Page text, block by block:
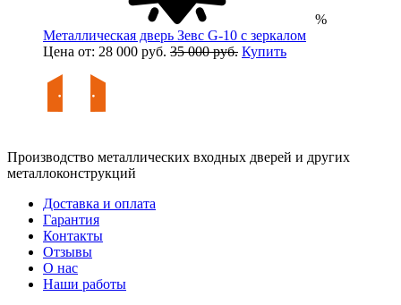
%
Металлическая дверь Зевс G-10 с зеркалом
Цена от: 28 000 руб. 35 000 руб. Купить
Производство металлических входных дверей и других
металлоконструкций
Доставка и оплата
Гарантия
Контакты
Отзывы
О нас
Наши работы